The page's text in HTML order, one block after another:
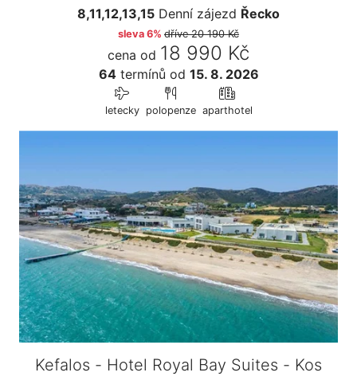
8,11,12,13,15 Denní zájezd Řecko
sleva 6% dříve20 190 Kč
cena od 18 990 Kč
64termínů od 15. 8. 2026
letecky polopenze aparthotel
Kefalos - Hotel Royal Bay Suites - Kos